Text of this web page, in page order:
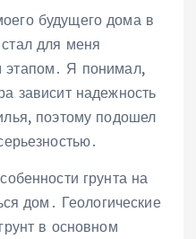
будущего дома в
для меня
Я понимал,
зависит надежность
поэтому подошел
грунта на
дом․ Геологические
в основном